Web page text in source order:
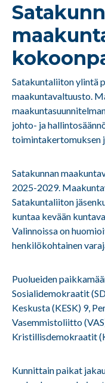
Satakuntaliiton ylintä
maakuntavaltuusto.
johto- ja
toimintakertomuksen
Satakunnan
2025-2029.
Satakuntaliiton
kuntaa kevään
Valinnoissa on
henkilökohtainen
Puolueiden
Sosialidemokraatit
Keskusta (KESK) 9,
Vasemmistoliitto
Kristillisdemokraatit
Kunnittain paikat